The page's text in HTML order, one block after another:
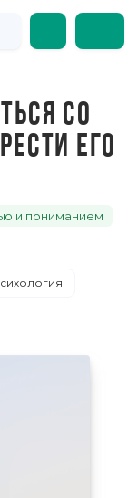
СО
ЕГО
и пониманием